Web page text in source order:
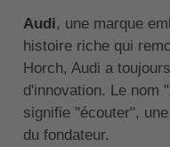
Audi, une marque
histoire riche qui
Horch, Audi a
d'innovation. Le nom
signifie "écouter",
du fondateur.